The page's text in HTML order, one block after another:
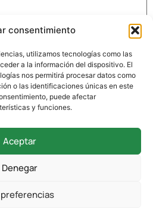
consentimiento
utilizamos tecnologías como las
a la información del dispositivo. El
nos permitirá procesar datos como
o las identificaciones únicas en este
puede afectar
y funciones.
Aceptar
Denegar
preferencias
vez que comente.
39012 Santander, Cantabria